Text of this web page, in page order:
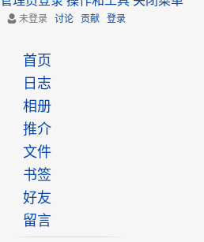
未登录 讨论 贡献 登录
首页
日志
相册
推介
文件
书签
好友
留言